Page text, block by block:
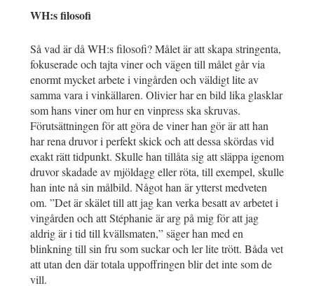
WH:s filosofi
Så vad är då WH:s filosofi? Målet är att skapa stringenta,
fokuserade och tajta viner och vägen till målet går via
enormt mycket arbete i vingården och väldigt lite av
samma vara i vinkällaren. Olivier har en bild lika glasklar
som hans viner om hur en vinpress ska skruvas.
Förutsättningen för att göra de viner han gör är att han
har rena druvor i perfekt skick och att dessa skördas vid
exakt rätt tidpunkt. Skulle han tillåta sig att släppa igenom
druvor skadade av mjöldagg eller röta, till exempel, skulle
han inte nå sin målbild. Något han är ytterst medveten
om. ”Det är skälet till att jag kan verka besatt av arbetet i
vingården och att Stéphanie är arg på mig för att jag
aldrig är i tid till kvällsmaten,” säger han med en
blinkning till sin fru som suckar och ler lite trött. Båda vet
att utan den där totala uppoffringen blir det inte som de
vill.